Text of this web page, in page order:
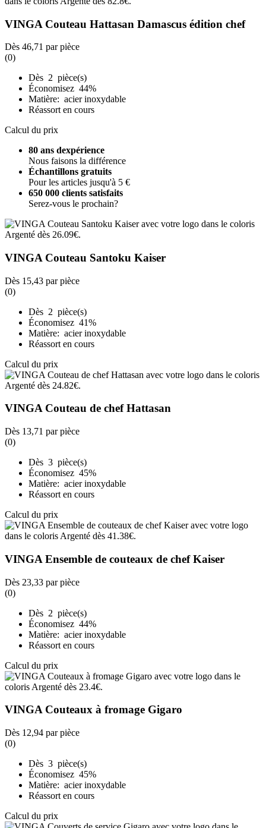
VINGA Couteau Hattasan Damascus édition chef
Dès 46,71 par pièce
(0)
Dès 2 pièce(s)
Économisez 44%
Matière: acier inoxydable
Réassort en cours
Calcul du prix
80 ans dexpérience
Nous faisons la différence
Échantillons gratuits
Pour les articles jusqu'à 5 €
650 000 clients satisfaits
Serez-vous le prochain?
VINGA Couteau Santoku Kaiser
Dès 15,43 par pièce
(0)
Dès 2 pièce(s)
Économisez 41%
Matière: acier inoxydable
Réassort en cours
Calcul du prix
VINGA Couteau de chef Hattasan
Dès 13,71 par pièce
(0)
Dès 3 pièce(s)
Économisez 45%
Matière: acier inoxydable
Réassort en cours
Calcul du prix
VINGA Ensemble de couteaux de chef Kaiser
Dès 23,33 par pièce
(0)
Dès 2 pièce(s)
Économisez 44%
Matière: acier inoxydable
Réassort en cours
Calcul du prix
VINGA Couteaux à fromage Gigaro
Dès 12,94 par pièce
(0)
Dès 3 pièce(s)
Économisez 45%
Matière: acier inoxydable
Réassort en cours
Calcul du prix